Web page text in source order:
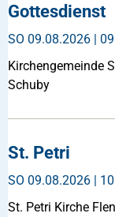
Gottesdienst
SO 09.08.2026 |
Kirchengemeinde
Schuby
St. Petri
SO 09.08.2026 |
St. Petri Kirche